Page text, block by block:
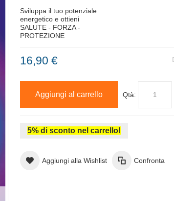
Sviluppa il tuo potenziale
energetico e ottieni
SALUTE - FORZA -
PROTEZIONE
16,90 €
Qtà:
Aggiungi al carrello
5% di sconto nel carrello!
Aggiungi alla Wishlist Confronta